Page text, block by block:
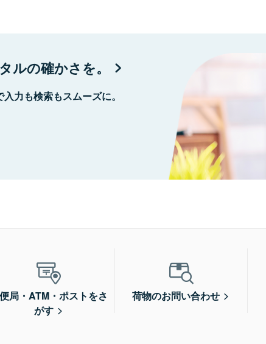
ルの確かさを。
力も検索もスムーズに。
局・ATM・ポストをさ
がす
荷物のお問い合わせ